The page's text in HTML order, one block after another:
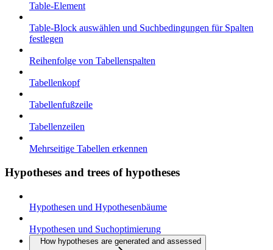
Table-Element
Table-Block auswählen und Suchbedingungen für Spalten
festlegen
Reihenfolge von Tabellenspalten
Tabellenkopf
Tabellenfußzeile
Tabellenzeilen
Mehrseitige Tabellen erkennen
Hypotheses and trees of hypotheses
Hypothesen und Hypothesenbäume
Hypothesen und Suchoptimierung
How hypotheses are generated and assessed